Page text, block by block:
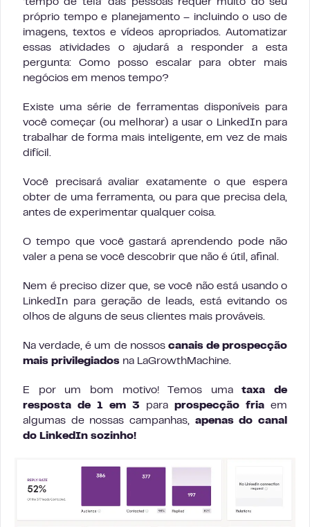
‘tempo de tela’ das pessoas requer muito do seu
próprio tempo e planejamento – incluindo o uso de
imagens, textos e vídeos apropriados. Automatizar
essas atividades o ajudará a responder a esta
pergunta: Como posso escalar para obter mais
negócios em menos tempo?
Existe uma série de ferramentas disponíveis para
você começar (ou melhorar) a usar o LinkedIn para
trabalhar de forma mais inteligente, em vez de mais
difícil.
Você precisará avaliar exatamente o que espera
obter de uma ferramenta, ou para que precisa dela,
antes de experimentar qualquer coisa.
O tempo que você gastará aprendendo pode não
valer a pena se você descobrir que não é útil, afinal.
Nem é preciso dizer que, se você não está usando o
LinkedIn para geração de leads, está evitando os
olhos de alguns de seus clientes mais prováveis.
Na verdade, é um de nossos canais de prospecção
mais privilegiados na LaGrowthMachine.
E por um bom motivo! Temos umataxa de
resposta de 1 em 3 para prospecção fria em
algumas de nossas campanhas, apenas do canal
do LinkedIn sozinho!